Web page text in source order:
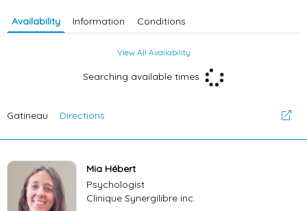
Availability Information Conditions
View All Availability
Searching available times
Gatineau Directions
Mia Hébert
Psychologist
Clinique Synergilibre inc.